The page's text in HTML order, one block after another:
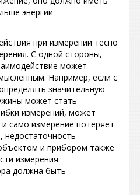
энергии
при измерении тесно
С одной стороны,
может
Например, если с
значительную
может стать
измерений, может
само измерение потеряет
недостаточность
и прибором также
измерения:
должна быть